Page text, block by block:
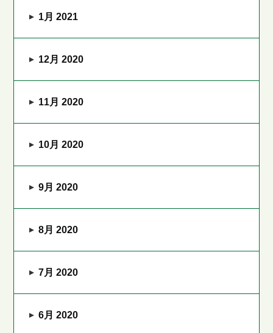
1月 2021
12月 2020
11月 2020
10月 2020
9月 2020
8月 2020
7月 2020
6月 2020